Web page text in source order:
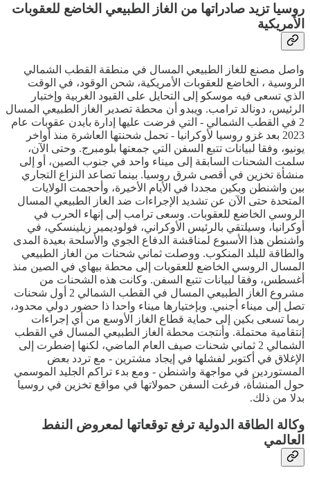
روسيا تزيد صادراتها من الغاز الطبيعي الخاضع للعقوبات
الأمريكية
واصل مصنع للغاز الطبيعي المسال في منطقة القطب الشمالي
الروسية ، الخاضع للعقوبات الأمريكية، شحن الوقود، في الوقت
الذي تسعى فيه موسكو إلى التحايل على القيود الغربية وإختبار
الرئيس، دونالد ترامب. ويبدو أن محطة تصدير الغاز الطبيعي المسال
2 في القطب الشمالي - التي فرضت عليها إدارة بايدن عقوبات عام
2023 بعد غزو روسيا لأوكرانيا - تحمل شحنتها العاشرة منذ أواخر
يونيو، وفقا لبيانات تتبع السفن التي جمعتها بلومبرج. وحتى الآن،
سلمت الشحنات السابقة إلى ميناء واحد في جنوب الصين، أو إلى
منشأة تخزين في أقصى شرق روسيا. بينما تصاعد النزاع التجاري
بين واشنطن وبكين مجددا في الأيام الأخيرة، وأحجمت الولايات
المتحدة حتى الآن عن تشديد الإجراءات ضد الغاز الطبيعي المسال
الروسي الخاضع للعقوبات. وسعى ترامب إلى إنهاء الحرب في
أوكرانيا، وسيلتقي بالرئيس الأوكراني، فولوديمير زيلينسكي، في
واشنطن هذا الأسبوع لمناقشة الدفاع الجوي والأسلحة بعيدة المدى
والطاقة للبلد المنكوب. ووصلت ثماني شحنات من الغاز الطبيعي
المسال الروسي الخاضع للعقوبات إلى محطة بيهاي في الصين منذ
أغسطس، وفقا لبيانات تتبع السفن. وكانت هذه الشحنات من
مشروع الغاز الطبيعي المسال في القطب الشمالي 2 أول شحنات
تصل إلى ميناء أجنبي. وبإختيارها ميناء واحدا ذا حضور دولي محدود،
ربما تسعى بكين إلى حماية قطاع الغاز الأوسع من أي إجراءات
إنتقامية محتملة. وأنتجت محطة الغاز الطبيعي المسال في القطب
الشمالي 2 ثماني شحنات صيف العام الماضي، لكنها إضطرت إلى
الإغلاق في أكتوبر لفشلها في إيجاد مشترين - مع تردد بعض
المستوردين في مواجهة واشنطن - ومع بدء تراكم الجليد الموسمي
حول المنشأة، فرغت السفن حمولاتها في مواقع تخزين في روسيا
بدلا من ذلك.
وكالة الطاقة الدولية ترفع توقعاتها لمعروض النفط
العالمي